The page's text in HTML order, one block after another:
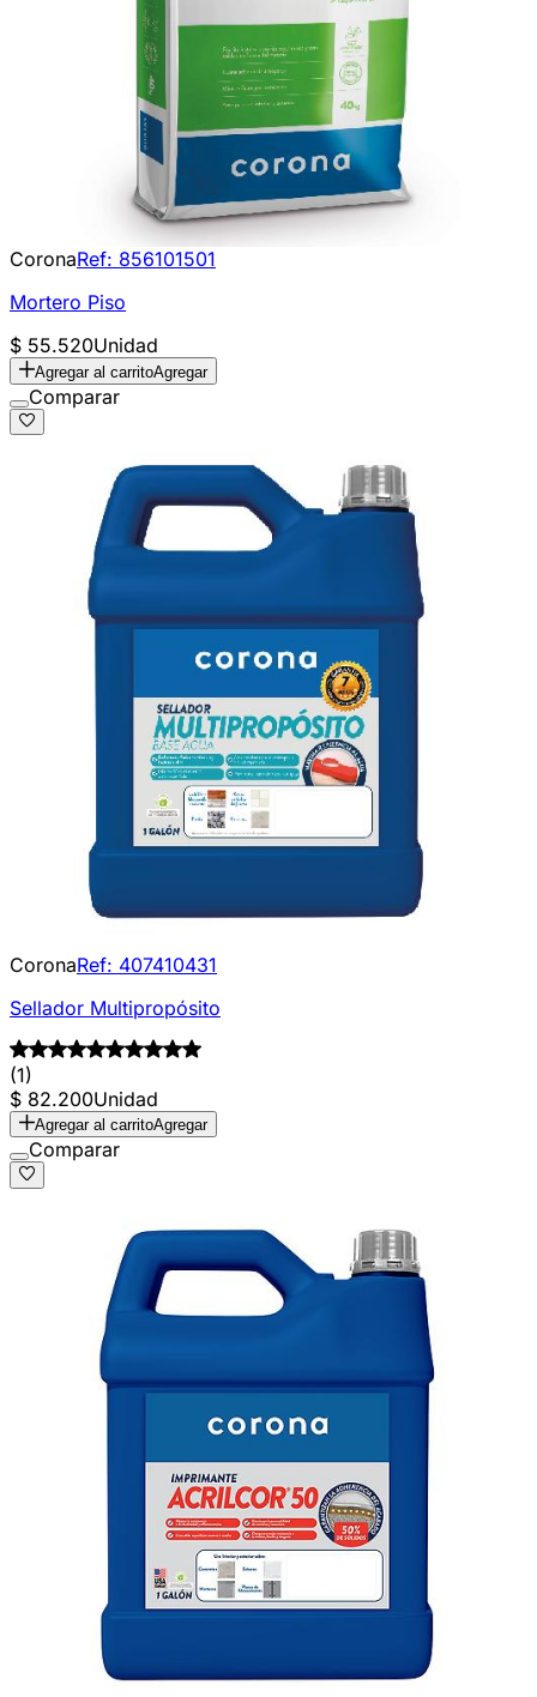
CoronaRef: 856101501
Mortero Piso
$ 55.520Unidad
Agregar al carritoAgregar
Comparar
CoronaRef: 407410431
Sellador Multipropósito
(1)
$ 82.200Unidad
Agregar al carritoAgregar
Comparar